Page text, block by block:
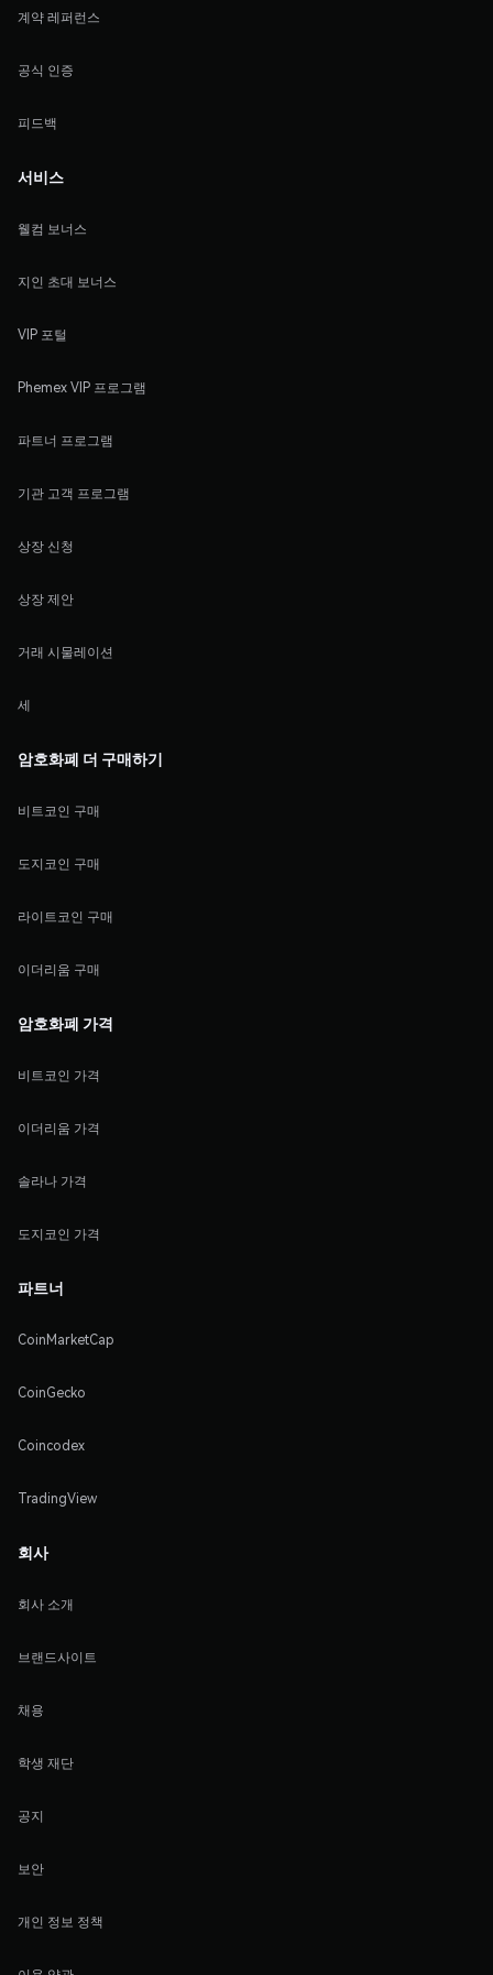
계약 레퍼런스
공식 인증
피드백
서비스
웰컴 보너스
지인 초대 보너스
VIP 포털
Phemex VIP 프로그램
파트너 프로그램
기관 고객 프로그램
상장 신청
상장 제안
거래 시물레이션
세
암호화폐 더 구매하기
비트코인 구매
도지코인 구매
라이트코인 구매
이더리움 구매
암호화폐 가격
비트코인 가격
이더리움 가격
솔라나 가격
도지코인 가격
파트너
CoinMarketCap
CoinGecko
Coincodex
TradingView
회사
회사 소개
브랜드사이트
채용
학생 재단
공지
보안
개인 정보 정책